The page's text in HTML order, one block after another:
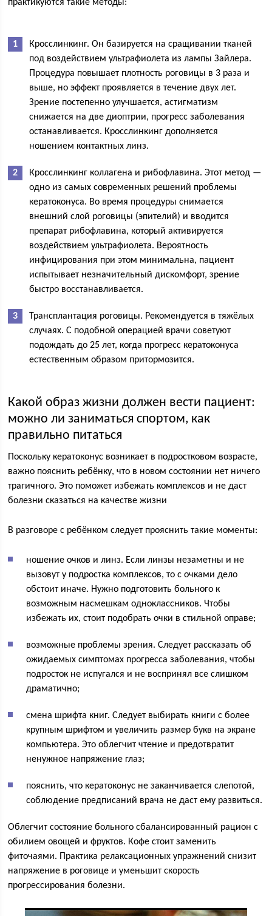
практикуются такие методы:
Кросслинкинг. Он базируется на сращивании тканей
под воздействием ультрафиолета из лампы Зайлера.
Процедура повышает плотность роговицы в 3 раза и
выше, но эффект проявляется в течение двух лет.
Зрение постепенно улучшается, астигматизм
снижается на две диоптрии, прогресс заболевания
останавливается. Кросслинкинг дополняется
ношением контактных линз.
Кросслинкинг коллагена и рибофлавина. Этот метод —
одно из самых современных решений проблемы
кератоконуса. Во время процедуры снимается
внешний слой роговицы (эпителий) и вводится
препарат рибофлавина, который активируется
воздействием ультрафиолета. Вероятность
инфицирования при этом минимальна, пациент
испытывает незначительный дискомфорт, зрение
быстро восстанавливается.
Трансплантация роговицы. Рекомендуется в тяжёлых
случаях. С подобной операцией врачи советуют
подождать до 25 лет, когда прогресс кератоконуса
естественным образом притормозится.
Какой образ жизни должен вести пациент:
можно ли заниматься спортом, как
правильно питаться
Поскольку кератоконус возникает в подростковом возрасте,
важно пояснить ребёнку, что в новом состоянии нет ничего
трагичного. Это поможет избежать комплексов и не даст
болезни сказаться на качестве жизни
В разговоре с ребёнком следует прояснить такие моменты:
ношение очков и линз. Если линзы незаметны и не
вызовут у подростка комплексов, то с очками дело
обстоит иначе. Нужно подготовить больного к
возможным насмешкам одноклассников. Чтобы
избежать их, стоит подобрать очки в стильной оправе;
возможные проблемы зрения. Следует рассказать об
ожидаемых симптомах прогресса заболевания, чтобы
подросток не испугался и не воспринял все слишком
драматично;
смена шрифта книг. Следует выбирать книги с более
крупным шрифтом и увеличить размер букв на экране
компьютера. Это облегчит чтение и предотвратит
ненужное напряжение глаз;
пояснить, что кератоконус не заканчивается слепотой,
соблюдение предписаний врача не даст ему развиться.
Облегчит состояние больного сбалансированный рацион с
обилием овощей и фруктов. Кофе стоит заменить
фиточаями. Практика релаксационных упражнений снизит
напряжение в роговице и уменьшит скорость
прогрессирования болезни.